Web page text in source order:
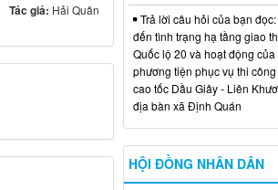
Tác giả: Hải Quân
Trả lời câu hỏi của bạn
đến tình trạng hạ tầng giao
Quốc lộ 20 và hoạt động của
phương tiện phục vụ thi
cao tốc Dầu Giây - Liên
địa bàn xã Định Quán
HỘI ĐỒNG NHÂN DÂN